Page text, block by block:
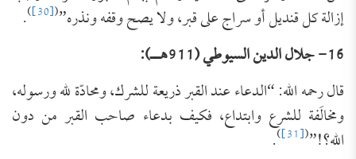
إزالة كل قنديل أو سراج على قبر، ولا يصح وقفه ونذره”(
[30]
)
.
16- جلال الدين السيوطي (911هــ):
قال رحمه الله: “الدعاء عند القبر ذريعة للشرك، ومحادّة لله ورسوله،
ومخالَفة للشرع وابتداع، فكيف بدعاء صاحب القبر من دون
الله؟!”(
[31]
)
.